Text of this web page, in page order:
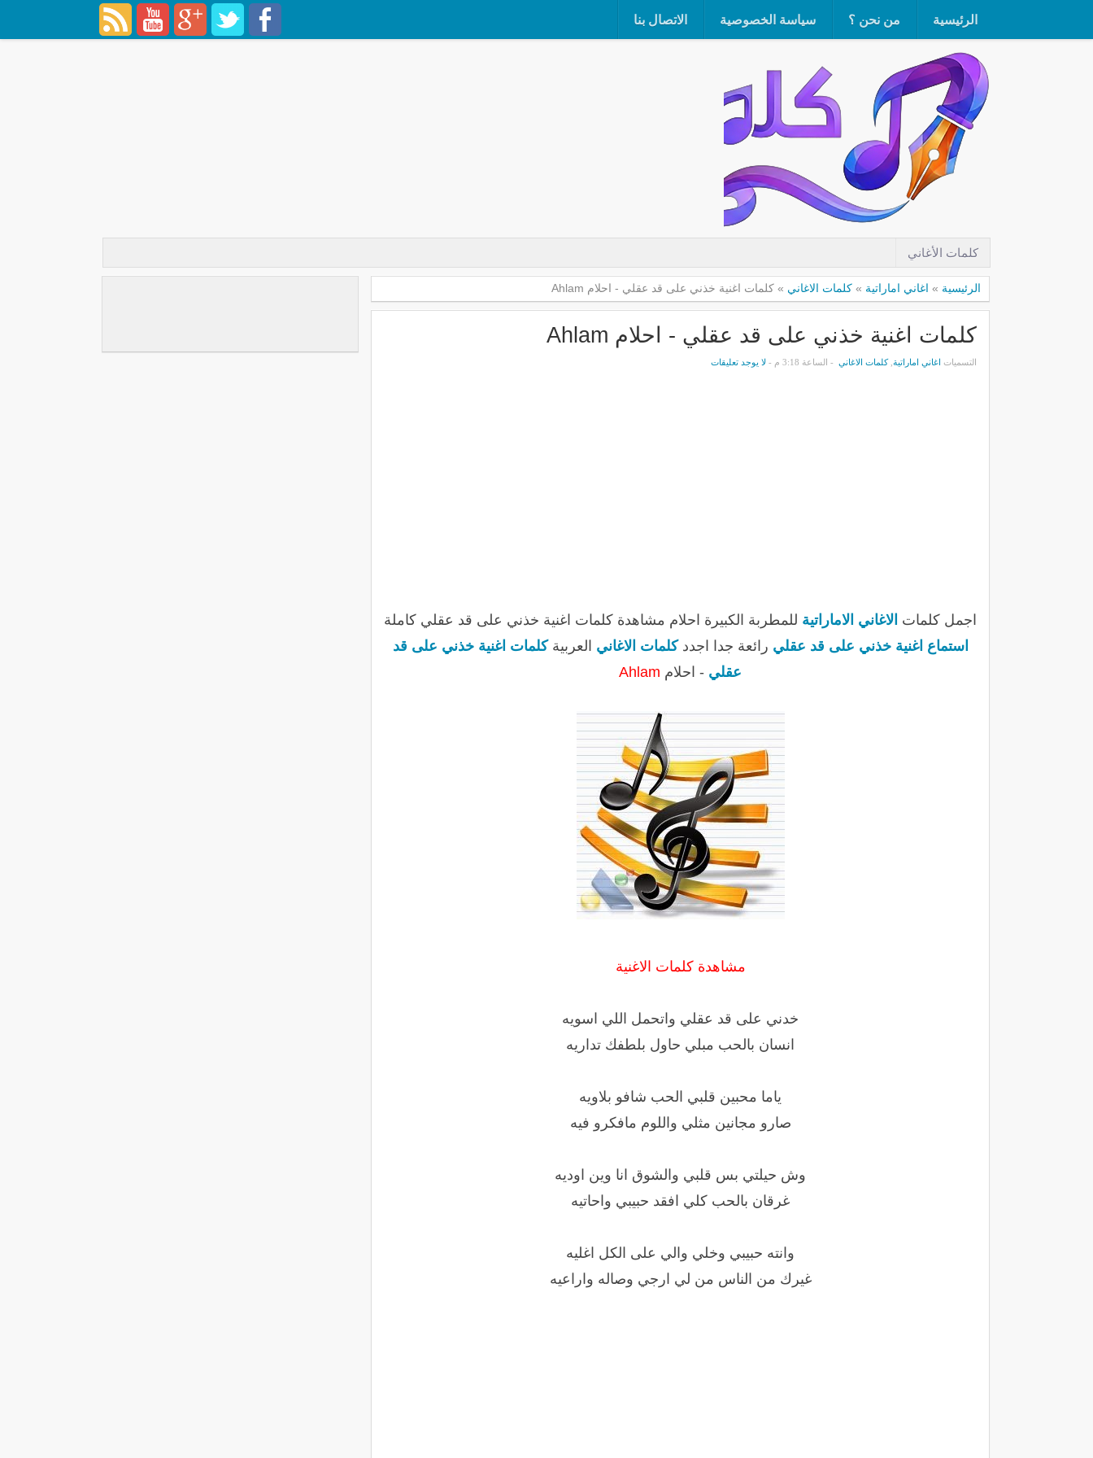
الرئيسية من نحن ؟ سياسة الخصوصية الاتصال بنا
كلمات الأغاني
الرئيسية » اغاني اماراتية » كلمات الاغاني » كلمات اغنية خذني على قد عقلي - احلام Ahlam
كلمات اغنية خذني على قد عقلي - احلام Ahlam
التسميات اغاني اماراتية ,كلمات الاغاني - الساعة 3:18 م - لا يوجد تعليقات
اجمل كلمات الاغاني الاماراتية للمطربة الكبيرة احلام مشاهدة كلمات اغنية خذني على قد عقلي كاملة
استماع اغنية خذني على قد عقلي رائعة جدا اجددكلمات الاغاني العربيةكلمات اغنية خذني على قد
عقلي - احلام Ahlam
مشاهدة كلمات الاغنية
خدني على قد عقلي واتحمل اللي اسويه
انسان بالحب مبلي حاول بلطفك تداريه
ياما محبين قلبي الحب شافو بلاويه
صارو مجانين مثلي واللوم مافكرو فيه
وش حيلتي بس قلبي والشوق انا وين اوديه
غرقان بالحب كلي افقد حبيبي واحاتيه
وانته حبيبي وخلي والي على الكل اغليه
غيرك من الناس من لي ارجي وصاله واراعيه